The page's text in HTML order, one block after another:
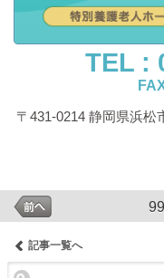
TEL :
〒431-0214 静岡県浜松
記事一覧へ